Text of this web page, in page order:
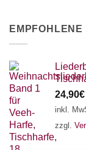
24,90€
inkl.
zzgl.